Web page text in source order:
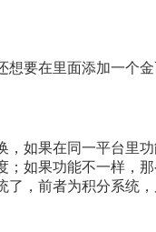
想要在里面添加一个
，如果在同一平台里
；如果功能不一样，
了，前者为积分系统